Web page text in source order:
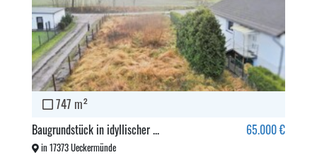
747 m²
Baugrundstück in idyllischer ... 65.000 €
in 17373 Ueckermünde